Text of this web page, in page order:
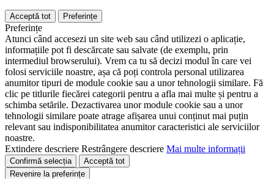
Acceptă tot Preferințe
Preferințe
Atunci când accesezi un site web sau când utilizezi o aplicație,
informațiile pot fi descărcate sau salvate (de exemplu, prin
intermediul browserului). Vrem ca tu să decizi modul în care vei
folosi serviciile noastre, așa că poți controla personal utilizarea
anumitor tipuri de module cookie sau a unor tehnologii similare. Fă
clic pe titlurile fiecărei categorii pentru a afla mai multe și pentru a
schimba setările. Dezactivarea unor module cookie sau a unor
tehnologii similare poate atrage afișarea unui conținut mai puțin
relevant sau indisponibilitatea anumitor caracteristici ale serviciilor
noastre.
Extindere descriere Restrângere descriere Mai multe informații
Confirmă selecția
Acceptă tot
Revenire la preferințe